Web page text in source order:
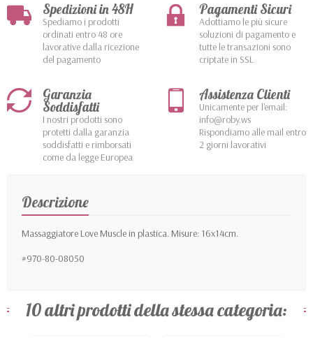
Spedizioni in 48H
Spediamo i prodotti
ordinati entro 48 ore
lavorative dalla ricezione
del pagamento
Pagamenti Sicuri
Adottiamo le più sicure
soluzioni di pagamento e
tutte le transazioni sono
criptate in SSL
Garanzia
Soddisfatti
I nostri prodotti sono
protetti dalla garanzia
soddisfatti e rimborsati
come da legge Europea
Assistenza Clienti
Unicamente per l'email:
info@roby.ws
Rispondiamo alle mail entro
2 giorni lavorativi
Descrizione
Massaggiatore Love Muscle in plastica. Misure: 16x14cm.
#970-80-08050
10 altri prodotti della stessa categoria: